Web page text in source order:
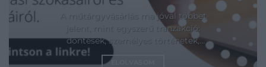
A műtárgyvásárlás ma jóval többet
jelent, mint egyszerű tranzakció:
döntések, személyes történetek,
esztétikai preferenciák és
ELOLVASOM